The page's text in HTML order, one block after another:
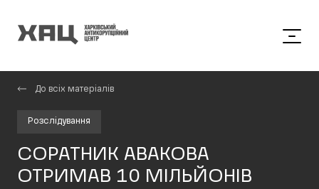
До всіх матеріалів
Розслідування
СОРАТНИК АВАКОВА
ОТРИМАВ 10 МІЛЬЙОНІВ